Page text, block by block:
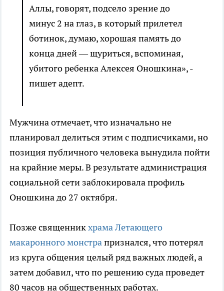
Аллы, говорят, подсело зрение до
минус 2 на глаз, в который прилетел
ботинок, думаю, хорошая память до
конца дней — щуриться, вспоминая,
убитого ребенка Алексея Оношкина», -
пишет адепт.
Мужчина отмечает, что изначально не
планировал делиться этим с подписчиками, но
позиция публичного человека вынудила пойти
на крайние меры. В результате администрация
социальной сети заблокировала профиль
Оношкина до 27 октября.
Позже священникхрама Летающего
макаронного монстрапризнался, что потерял
из круга общения целый ряд важных людей, а
затем добавил, что по решению суда проведет
80 часов на общественных работах.